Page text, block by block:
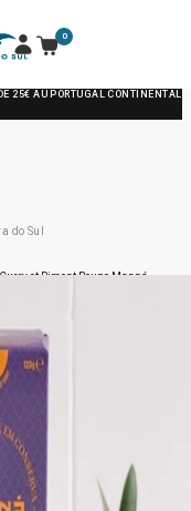
0
25€ AU PORTUGAL CONTINENTAL
do Sul
et Piment Rouge Manná